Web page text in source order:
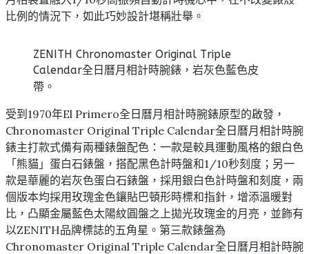
比例的情況下，如此巧妙設計堪稱壯舉。
ZENITH Chronomaster Original Triple
Calendar全日曆月相計時腕錶，岩灰色藍色皮
帶。
受到1970年El Primero全日曆月相計時腕錶原型的啟發，
Chronomaster Original Triple Calendar全日曆月相計時腕
錶主打款式備有兩種錶盤配色：一款是較具運動風格的銀白色
「熊貓」蛋白石錶盤，搭配黑色計時盤和1/10秒刻度；另一
款是華麗的岩灰色蛋白石錶盤，採用銀白色計時盤和刻度，兩
個版本均採用玫瑰金色鑲貼巴頓形時標和指針，增添溫暖對
比，凸顯金屬藍色太陽紋圓盤之上拋光玫瑰金的月亮，並飾有
以ZENITH品牌標誌的五角星。第三款錶盤為
Chronomaster Original Triple Calendar全日曆月相計時腕